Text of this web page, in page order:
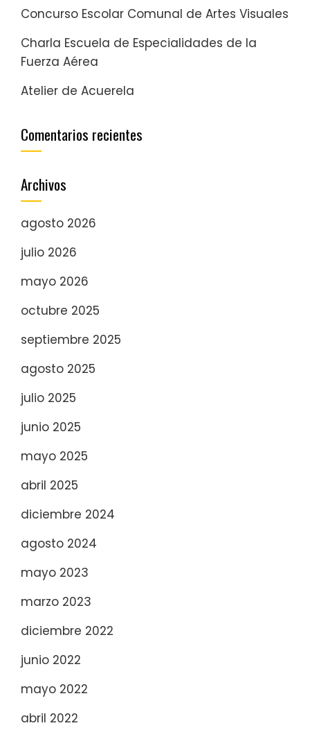
Concurso Escolar Comunal de Artes Visuales
Charla Escuela de Especialidades de la
Fuerza Aérea
Atelier de Acuerela
Comentarios recientes
Archivos
agosto 2026
julio 2026
mayo 2026
octubre 2025
septiembre 2025
agosto 2025
julio 2025
junio 2025
mayo 2025
abril 2025
diciembre 2024
agosto 2024
mayo 2023
marzo 2023
diciembre 2022
junio 2022
mayo 2022
abril 2022